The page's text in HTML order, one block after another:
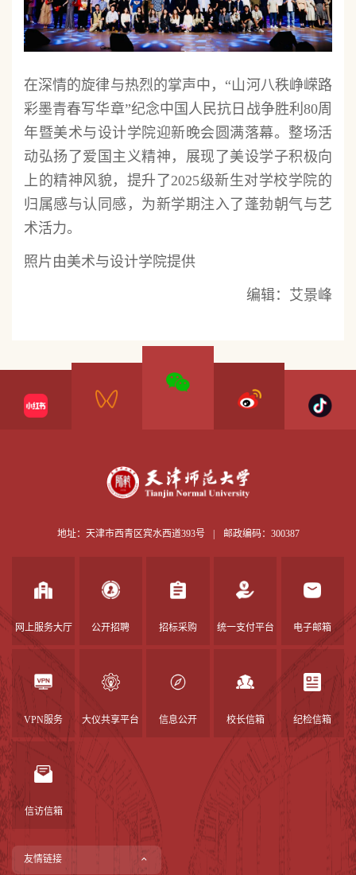
在深情的旋律与热烈的掌声中，“山河八秩峥嵘路
彩墨青春写华章”纪念中国人民抗日战争胜利80周
年暨美术与设计学院迎新晚会圆满落幕。整场活
动弘扬了爱国主义精神，展现了美设学子积极向
上的精神风貌，提升了2025级新生对学校学院的
归属感与认同感，为新学期注入了蓬勃朝气与艺
术活力。
照片由美术与设计学院提供
编辑：艾景峰
地址：天津市西青区宾水西道393号 邮政编码：300387
网上服务大厅 公开招聘 招标采购 统一支付平台 电子邮箱
VPN服务 大仪共享平台 信息公开 校长信箱 纪检信箱
信访信箱
友情链接